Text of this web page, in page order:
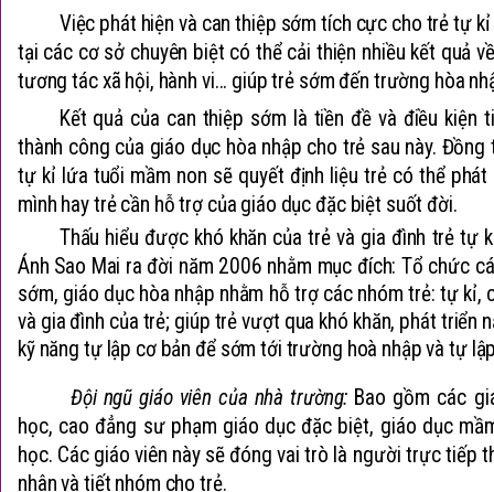
Việc phát hiện và can thiệp sớm tích cực cho trẻ tự
tại các cơ sở chuyên biệt có thể cải thiện nhiều kết quả
tương tác xã hội, hành vi... giúp trẻ sớm đến trường hòa
Kết quả của can thiệp sớm là tiền đề và điều kiện
thành công của giáo dục hòa nhập cho trẻ sau này.
tự kỉ lứa tuổi mầm non sẽ quyết định liệu trẻ có thể phát
mình hay trẻ cần hỗ trợ của giáo dục đặc biệt suốt đời.
Thấu hiểu được khó khăn của trẻ và gia đình trẻ tự
Ánh Sao Mai ra đời năm 2006 nhằm mục đích: Tổ chức
sớm, giáo dục hòa nhập nhằm hỗ trợ các nhóm trẻ: tự kỉ,
và gia đình của trẻ; giúp trẻ vượt qua khó khăn, phát triển
kỹ năng tự lập cơ bản để sớm tới trường hoà nhập và tự
Đội ngũ giáo viên của nhà trường: Bao gồm các
học, cao đẳng sư phạm giáo dục đặc biệt, giáo dục
học. Các giáo viên này sẽ đóng vai trò là người trực tiếp
nhân và tiết nhóm cho trẻ.